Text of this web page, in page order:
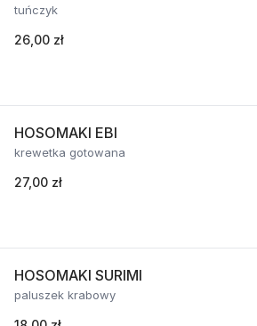
tuńczyk
26,00 zł
HOSOMAKI EBI
krewetka gotowana
27,00 zł
HOSOMAKI SURIMI
paluszek krabowy